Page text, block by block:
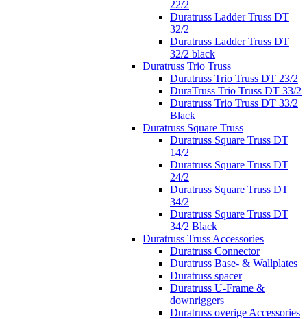
22/2
Duratruss Ladder Truss DT
32/2
Duratruss Ladder Truss DT
32/2 black
Duratruss Trio Truss
Duratruss Trio Truss DT 23/2
DuraTruss Trio Truss DT 33/2
Duratruss Trio Truss DT 33/2
Black
Duratruss Square Truss
Duratruss Square Truss DT
14/2
Duratruss Square Truss DT
24/2
Duratruss Square Truss DT
34/2
Duratruss Square Truss DT
34/2 Black
Duratruss Truss Accessories
Duratruss Connector
Duratruss Base- & Wallplates
Duratruss spacer
Duratruss U-Frame &
downriggers
Duratruss overige Accessories